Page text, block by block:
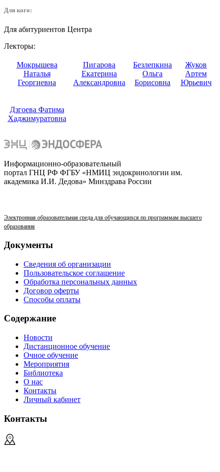
Для кого:
Для абитуриентов Центра
Лекторы:
Мокрышева
Наталья
Георгиевна
Пигарова
Екатерина
Александровна
Безлепкина
Ольга
Борисовна
Жуков
Артем
Юрьевич
Дзгоева Фатима
Хаджимуратовна
Информационно-образовательный
портал ГНЦ РФ ФГБУ «НМИЦ эндокринологии им.
академика И.И. Дедова» Минздрава России
Электронная образовательная среда для обучающихся по программам высшего
образования
Документы
Сведения об организации
Пользовательское соглашение
Обработка персональных данных
Договор оферты
Способы оплаты
Содержание
Новости
Дистанционное обучение
Очное обучение
Мероприятия
Библиотека
О нас
Контакты
Личный кабинет
Контакты